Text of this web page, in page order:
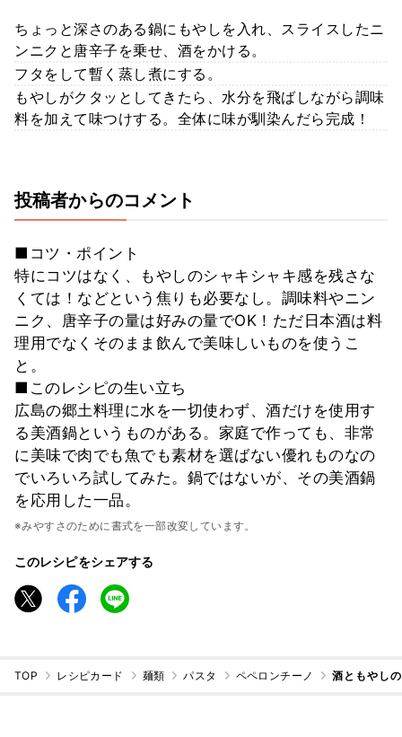
ちょっと深さのある鍋にもやしを入れ、スライスしたニ
ンニクと唐辛子を乗せ、酒をかける。
フタをして暫く蒸し煮にする。
もやしがクタッとしてきたら、水分を飛ばしながら調味
料を加えて味つけする。全体に味が馴染んだら完成！
投稿者からのコメント
■コツ・ポイント
特にコツはなく、もやしのシャキシャキ感を残さな
くては！などという焦りも必要なし。調味料やニン
ニク、唐辛子の量は好みの量でOK！ただ日本酒は料
理用でなくそのまま飲んで美味しいものを使うこ
と。
■このレシピの生い立ち
広島の郷土料理に水を一切使わず、酒だけを使用す
る美酒鍋というものがある。家庭で作っても、非常
に美味で肉でも魚でも素材を選ばない優れものなの
でいろいろ試してみた。鍋ではないが、その美酒鍋
を応用した一品。
※みやすさのために書式を一部改変しています。
このレシピをシェアする
TOP レシピカード 麺類 パスタ ペペロンチーノ 酒ともやし